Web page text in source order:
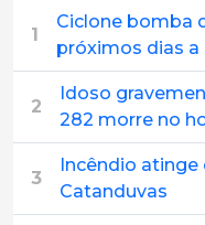
1
Ciclone bomba
próximos dias a
2
Idoso
282 morre no
3
Incêndio
Catanduvas